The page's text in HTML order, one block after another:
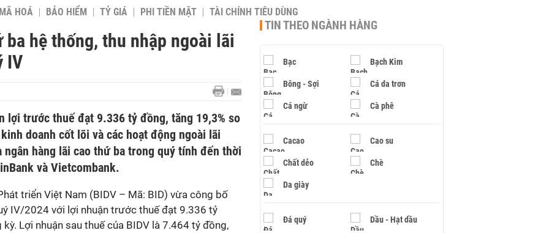
HOÁ BẢO HIỂM TỶ GIÁ PHI TIỀN MẶT TÀI CHÍNH TIÊU DÙNG
ba hệ thống, thu nhập ngoài lãi
IV
lợi trước thuế đạt 9.336 tỷ đồng, tăng 19,3% so
doanh cốt lõi và các hoạt động ngoài lãi
hàng lãi cao thứ ba trong quý tính đến thời
và Vietcombank.
triển Việt Nam (BIDV – Mã: BID) vừa công bố
IV/2024 với lợi nhuận trước thuế đạt 9.336 tỷ
Lợi nhuận sau thuế của BIDV là 7.464 tỷ đồng,
TIN THEO NGÀNH HÀNG
Bạc Bạch Kim
Bông - Sợi Cá da trơn
Cá ngừ Cà phê
Cacao Cao su
Chất dẻo Chè
Da giày
Đá quý Dầu - Hạt dầu